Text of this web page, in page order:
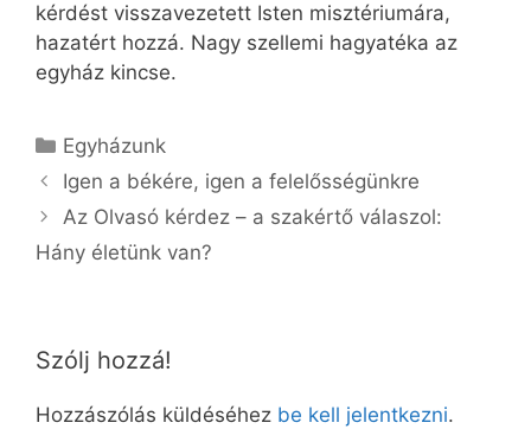
kérdést visszavezetett Isten misztériumára,
hazatért hozzá. Nagy szellemi hagyatéka az
egyház kincse.
Kategória
Egyházunk
Igen a békére, igen a felelősségünkre
Az Olvasó kérdez – a szakértő válaszol:
Hány életünk van?
Szólj hozzá!
Hozzászólás küldéséhez be kell jelentkezni.